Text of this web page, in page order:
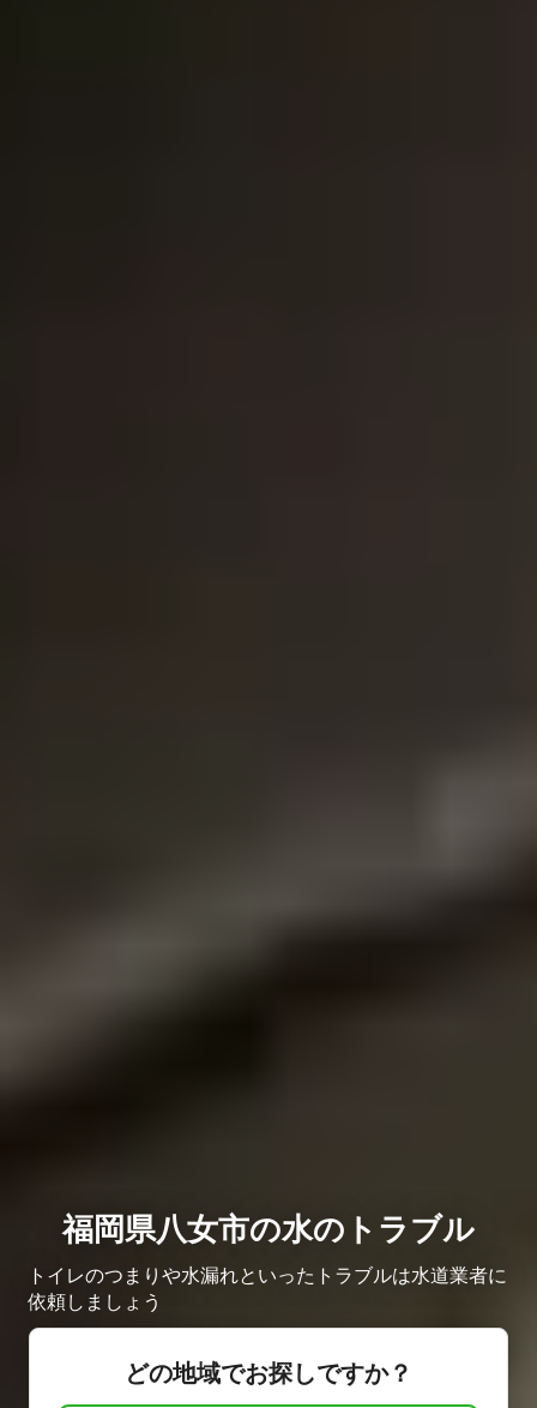
福岡県八女市の水のトラブル
トイレのつまりや水漏れといったトラブルは水道業者に
依頼しましょう
どの地域でお探しですか？